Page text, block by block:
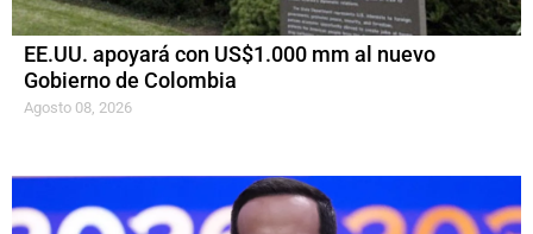
EE.UU. apoyará con US$1.000 mm al nuevo
Gobierno de Colombia
Agosto 08, 2026